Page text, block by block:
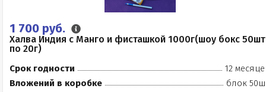
1 700 руб.
Халва Индия с Манго и фисташкой 1000г(шоу бокс 50шт
по 20г)
Срок годности
12
Вложений в коробке
блок